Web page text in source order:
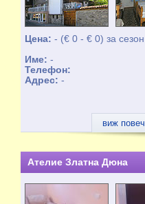
Цена:- (€ 0 - € 0) за
Име:-
Телефон:
Адрес:-
виж
Ателие Златна Дюна